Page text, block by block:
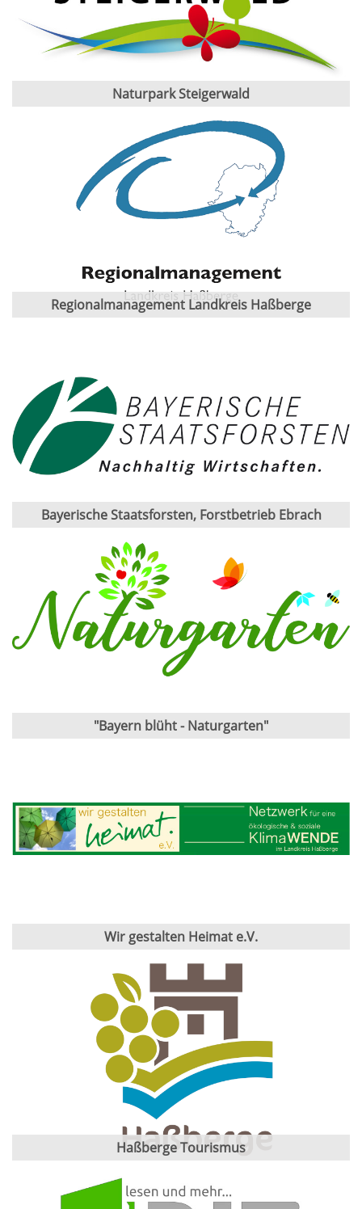
Naturpark Steigerwald
Regionalmanagement Landkreis Haßberge
Bayerische Staatsforsten, Forstbetrieb Ebrach
"Bayern blüht - Naturgarten"
Wir gestalten Heimat e.V.
Haßberge Tourismus